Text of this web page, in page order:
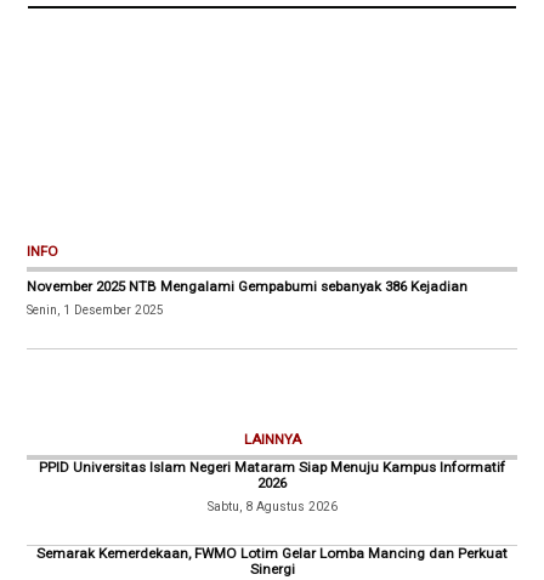
INFO
November 2025 NTB Mengalami Gempabumi sebanyak 386 Kejadian
Senin, 1 Desember 2025
LAINNYA
PPID Universitas Islam Negeri Mataram Siap Menuju Kampus Informatif
2026
Sabtu, 8 Agustus 2026
Semarak Kemerdekaan, FWMO Lotim Gelar Lomba Mancing dan Perkuat
Sinergi